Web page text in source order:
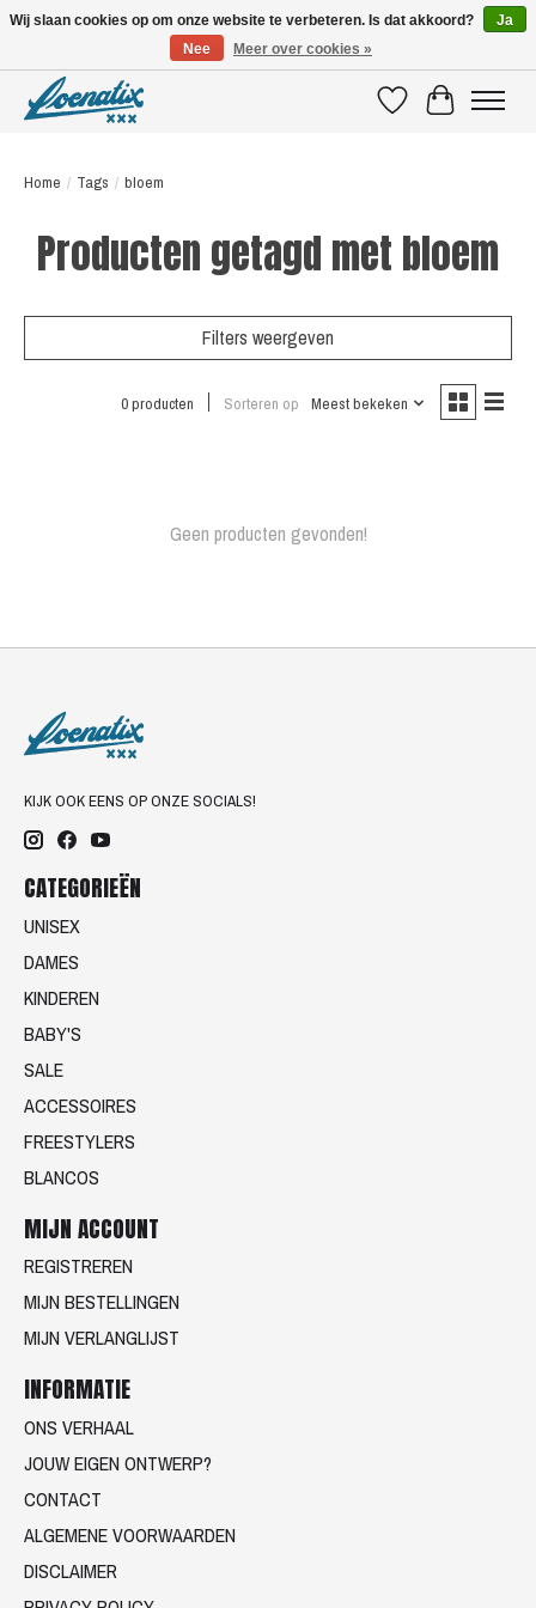
VerlanglijstWinkelwagen
Home / Tags / bloem
Producten getagd met bloem
Filters weergeven
0 producten Sorteren op Meest bekeken
Geen producten gevonden!
KIJK OOK EENS OP ONZE SOCIALS!
CATEGORIEËN
UNISEX
DAMES
KINDEREN
BABY'S
SALE
ACCESSOIRES
FREESTYLERS
BLANCOS
MIJN ACCOUNT
REGISTREREN
MIJN BESTELLINGEN
MIJN VERLANGLIJST
INFORMATIE
ONS VERHAAL
JOUW EIGEN ONTWERP?
CONTACT
ALGEMENE VOORWAARDEN
DISCLAIMER
Wij slaan cookies op om onze website te verbeteren. Is dat akkoord?
Ja
Nee
Meer over cookies »